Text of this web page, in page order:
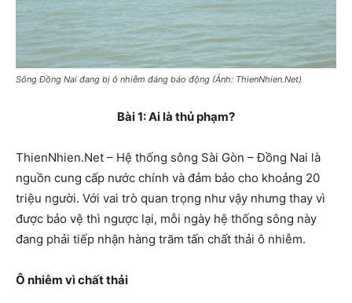
Sông Đồng Nai đang bị ô nhiễm đáng báo động (Ảnh: ThienNhien.Net)
Bài 1: Ai là thủ phạm?
ThienNhien.Net – Hệ thống sông Sài Gòn – Đồng Nai là
nguồn cung cấp nước chính và đảm bảo cho khoảng 20
triệu người. Với vai trò quan trọng như vậy nhưng thay vì
được bảo vệ thì ngược lại, mỗi ngày hệ thống sông này
đang phải tiếp nhận hàng trăm tấn chất thải ô nhiễm.
Ô nhiễm vì chất thải